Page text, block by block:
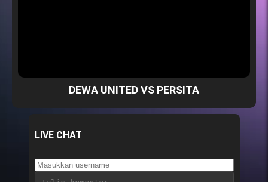
DEWA UNITED VS PERSITA
LIVE CHAT